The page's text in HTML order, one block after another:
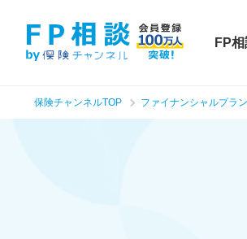
FP
保険チャンネルTOP ファイナンシャルプラ